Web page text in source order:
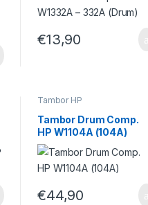
€13,90
Tambor HP
Tambor Drum Comp.
HP W1104A (104A)
€44,90